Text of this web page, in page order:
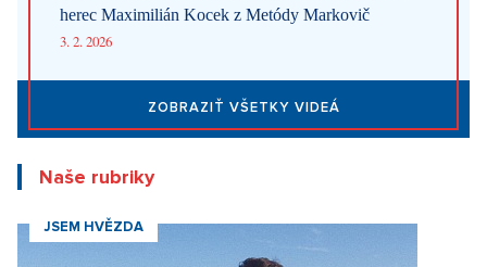
herec Maximilián Kocek z Metódy Markovič
3. 2. 2026
ZOBRAZIŤ VŠETKY VIDEÁ
Naše rubriky
JSEM HVĚZDA